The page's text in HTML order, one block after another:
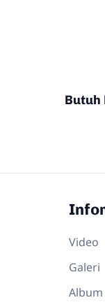
Butuh
Video
Galeri
Album